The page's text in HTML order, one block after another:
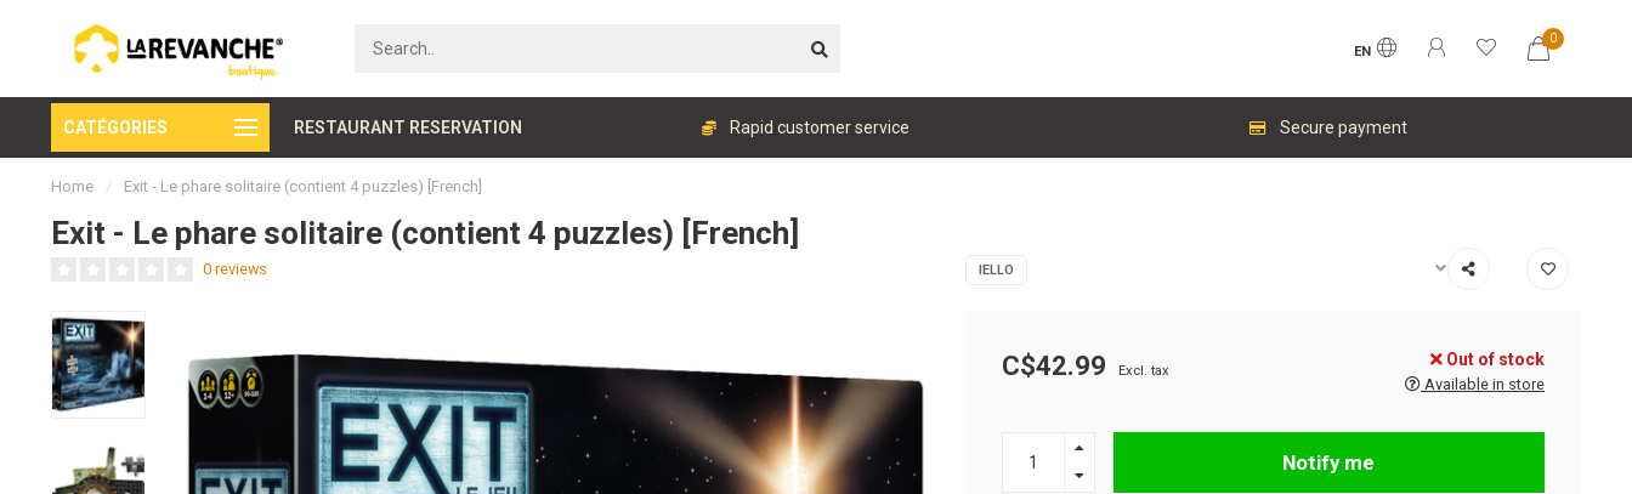
EN
0
CATÉGORIES RESTAURANT RESERVATION
Secure payment Rapid customer service Secure payment
Home / Exit - Le phare solitaire (contient 4 puzzles) [French]
Exit - Le phare solitaire (contient 4 puzzles) [French]
0 reviews IELLO
C$42.99 Excl. tax
Out of stock
Available in store
Notify me